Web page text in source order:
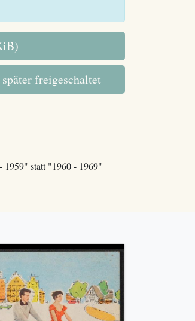
freigeschaltet
1959" statt "1960 - 1969"